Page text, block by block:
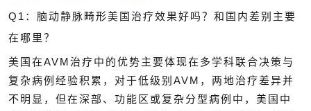
Q1：脑动静脉畸形美国治疗效果好吗？和国内差别主要
在哪里？
美国在AVM治疗中的优势主要体现在多学科联合决策与
复杂病例经验积累，对于低级别AVM，两地治疗差异并
不明显，但在深部、功能区或复杂分型病例中，美国中